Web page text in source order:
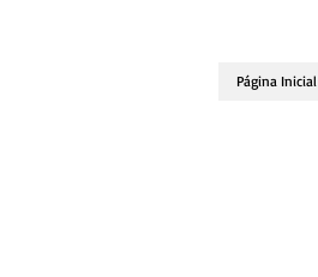
Página Inicial